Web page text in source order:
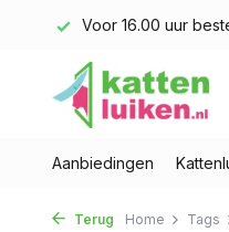
Voor 16.00 uur
Aanbiedingen
Terug Home Tags